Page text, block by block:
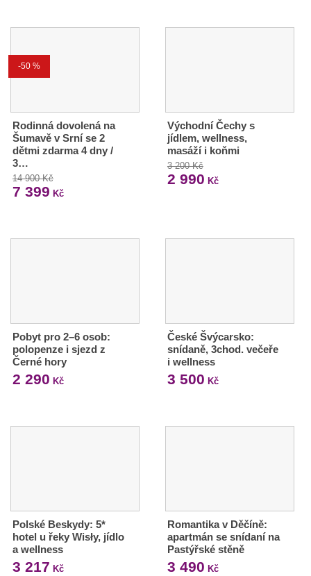
-50 %
Rodinná dovolená na
Šumavě v Srní se 2
dětmi zdarma 4 dny /
3…
14 900 Kč
7 399 Kč
Východní Čechy s
jídlem, wellness,
masáží i koňmi
3 200 Kč
2 990 Kč
Pobyt pro 2–6 osob:
polopenze i sjezd z
Černé hory
2 290 Kč
České Švýcarsko:
snídaně, 3chod. večeře
i wellness
3 500 Kč
Polské Beskydy: 5*
hotel u řeky Wisły, jídlo
a wellness
3 217 Kč
Romantika v Děčíně:
apartmán se snídaní na
Pastýřské stěně
3 490 Kč